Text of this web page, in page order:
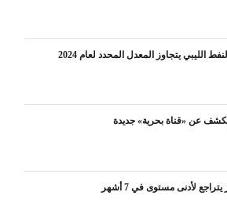
الليبي يتجاوز المعدل المحدد لعام 2024
عن «قناة بحرية» جديدة
يتراجع لأدنى مستوى في 7 أشهر